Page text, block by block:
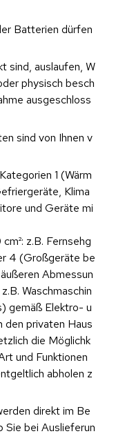
Batterien dürfen
sind, auslaufen, W
physisch besch
ausgeschloss
sind von Ihnen v
1 (Wärm
Klima
und Geräte mi
z.B. Fernsehg
4 (Großgeräte be
Abmessun
Waschmaschin
gemäß Elektro- u
den privaten Haus
die Möglichk
und Funktionen
abholen z
direkt im Be
Sie bei Auslieferun